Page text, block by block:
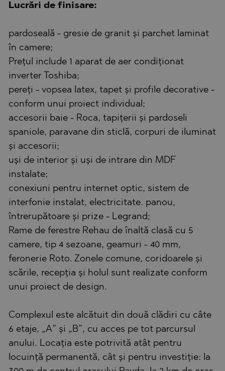
Lucrări de finisare:
pardoseală - gresie de granit și parchet laminat
în camere;
Prețul include 1 aparat de aer condiționat
inverter Toshiba;
pereți - vopsea latex, tapet și profile decorative -
conform unui proiect individual;
accesorii baie - Roca, tapițerii și pardoseli
spaniole, paravane din sticlă, corpuri de iluminat
și accesorii;
uși de interior și uși de intrare din MDF
instalate;
conexiuni pentru internet optic, sistem de
interfonie instalat, electricitate. panou,
întrerupătoare și prize - Legrand;
Rame de ferestre Rehau de înaltă clasă cu 5
camere, tip 4 sezoane, geamuri - 40 mm,
feronerie Roto. Zonele comune, coridoarele și
scările, recepția și holul sunt realizate conform
unui proiect de design.
Complexul este alcătuit din două clădiri cu câte
6 etaje, „A” și „B”, cu acces pe tot parcursul
anului. Locația este potrivită atât pentru
locuință permanentă, cât și pentru investiție: la